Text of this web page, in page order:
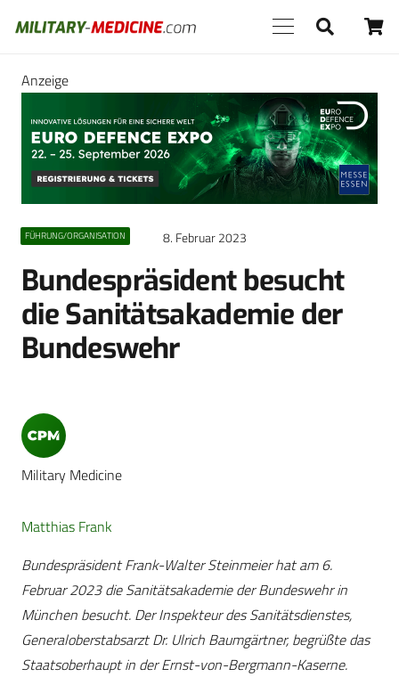
Anzeige
FÜHRUNG/ORGANISATION 8. Februar 2023
Bundespräsident besucht
die Sanitätsakademie der
Bundeswehr
Military Medicine
Matthias Frank
Bundespräsident Frank-Walter Steinmeier hat am 6.
Februar 2023 die Sanitätsakademie der Bundeswehr in
München besucht. Der Inspekteur des Sanitätsdienstes,
Generaloberstabsarzt Dr. Ulrich Baumgärtner, begrüßte das
Staatsoberhaupt in der Ernst-von-Bergmann-Kaserne.